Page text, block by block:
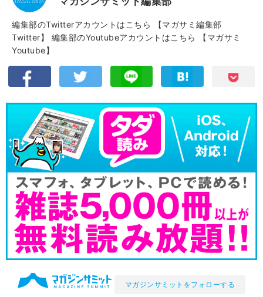
編集部のTwitterアカウントはこちら
【マガサミ編集部
Twitter】
編集部のYoutubeアカウントはこちら
【マガサミ
Youtube】
マガジンサミットをフォローする